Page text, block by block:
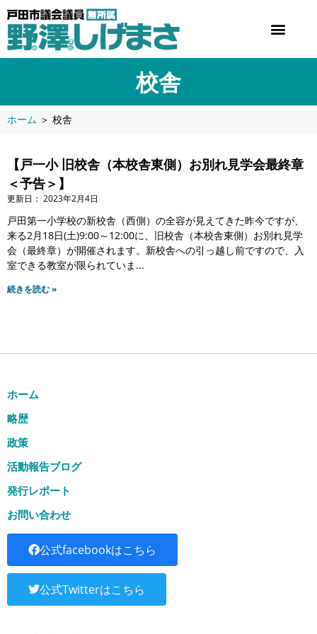
校舎
ホーム ＞ 校舎
【戸一小 旧校舎（本校舎東側）お別れ見学会最終章
＜予告＞】
2023年2月4日
戸田第一小学校の新校舎（西側）の全容が見えてきた昨今ですが、
来る2月18日(土)9:00～12:00に、旧校舎（本校舎東側）お別れ見学
会（最終章）が開催されます。新校舎への引っ越し前ですので、入
室できる教室が限られていま
続きを読む »
ホーム
略歴
政策
活動報告ブログ
発行レポート
お問い合わせ
公式facebookはこちら
公式Twitterはこちら